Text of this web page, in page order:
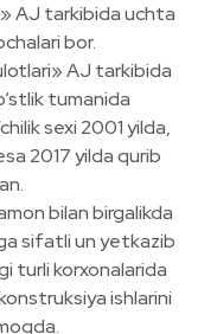
AJ tarkibida uchta
bor.
AJ tarkibida
tumanida
sexi 2001 yilda,
2017 yilda qurib
bilan birgalikda
sifatli un yetkazib
turli korxonalarida
ishlarini